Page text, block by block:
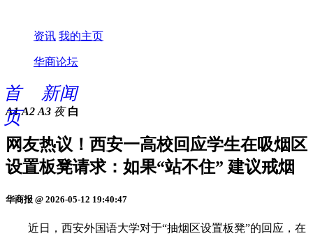
资讯 我的主页
华商论坛
首
页
新闻
A1 A2 A3 夜 白
网友热议！西安一高校回应学生在吸烟区
设置板凳请求：如果“站不住” 建议戒烟
华商报 @ 2026-05-12 19:40:47
近日，西安外国语大学对于“抽烟区设置板凳”的回应，在